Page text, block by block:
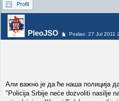
Profil
PleoJSO Poslao: 27 Jul 2011
Али важно је да ће наша полиција
"Policija Srbije neće dozvoliti nasilje